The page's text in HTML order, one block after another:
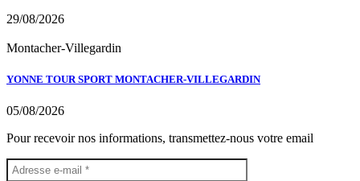
29/08/2026
Montacher-Villegardin
YONNE TOUR SPORT MONTACHER-VILLEGARDIN
05/08/2026
Pour recevoir nos informations, transmettez-nous votre email